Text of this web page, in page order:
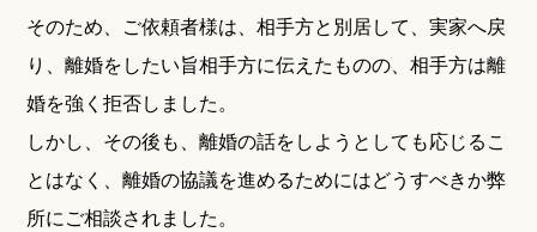
そのため、ご依頼者様は、相手方と別居して、実家へ戻
り、離婚をしたい旨相手方に伝えたものの、相手方は離
婚を強く拒否しました。
しかし、その後も、離婚の話をしようとしても応じるこ
とはなく、離婚の協議を進めるためにはどうすべきか弊
所にご相談されました。